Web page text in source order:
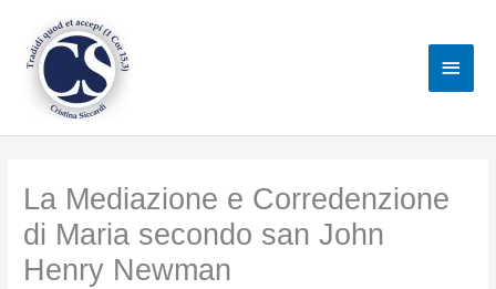
contenuto
La Mediazione e Corredenzione
di Maria secondo san John
Henry Newman